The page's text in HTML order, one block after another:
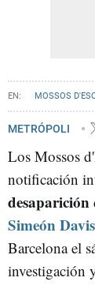
MOSSOS
METRÓPOLI
Los Mossos
notificación
desaparición
Simeón Davis
Barcelona el
investigación